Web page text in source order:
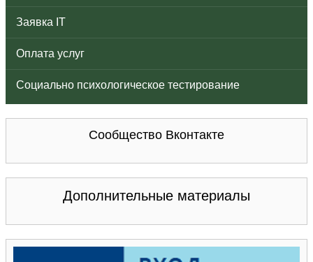
Заявка IT
Оплата услуг
Социально психологическое тестирование
Сообщество Вконтакте
Дополнительные материалы